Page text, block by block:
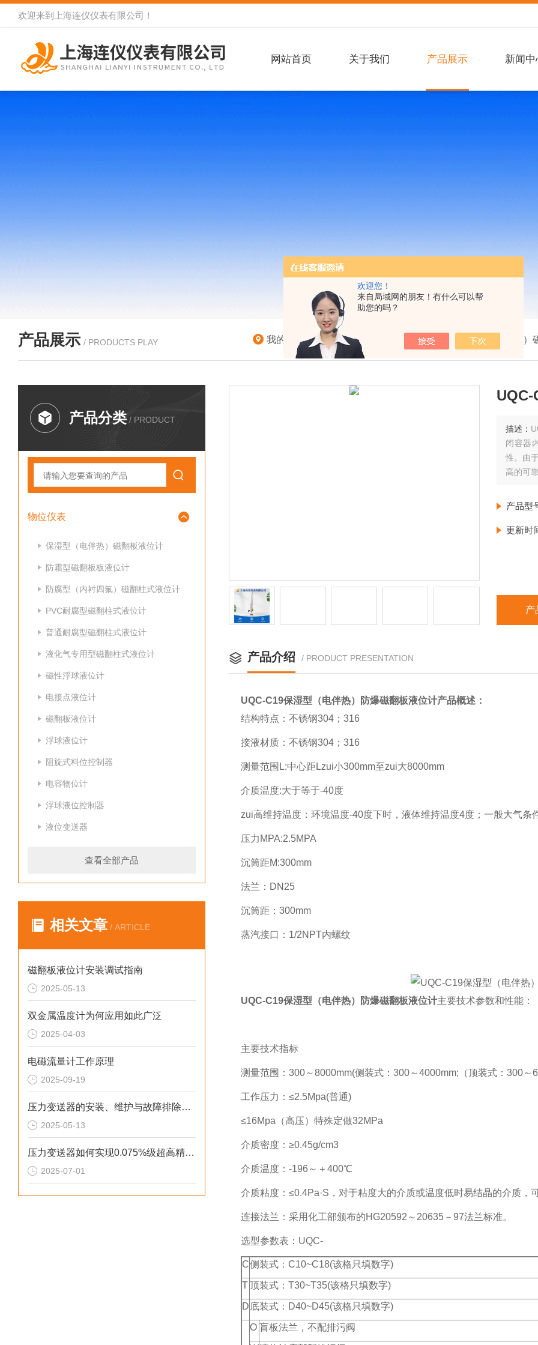
欢迎您！
来自局域网的朋友！有什么可以帮
助您的吗？
欢迎来到 上海连仪仪表有限公司 ！
网站首页 关于我们 产品展示 新闻中
产品展示 / PRODUCTS PLAY 我的位置：首页>产品展示 物位仪表 保湿型（电伴热）
产品分类 / PRODUCT
物位仪表
保湿型（电伴热）磁翻板液位计
防霜型磁翻板板液位计
防腐型（内衬四氟）磁翻柱式液位计
PVC耐腐型磁翻柱式液位计
普通耐腐型磁翻柱式液位计
液化气专用型磁翻柱式液位计
磁性浮球液位计
电接点液位计
磁翻板液位计
浮球液位计
阻旋式料位控制器
电容物位计
浮球液位控制器
液位变送器
查看全部产品
相关文章 / ARTICLE
磁翻板液位计安装调试指南
2025-05-13
双金属温度计为何应用如此广泛
2025-04-03
电磁流量计工作原理
2025-09-19
压力变送器的安装、维护与故障排除全面指南
2025-05-13
压力变送器如何实现0.075%级超高精度测量
2025-07-01
UQC-
描述：
闭容器
性。由
高的可
产品型
更新时
产
产品介绍 / PRODUCT PRESENTATION
UQC-C19保湿型（电伴热）防爆磁翻板液位计产品概述：
结构特点：不锈钢304；316
接液材质：不锈钢304；316
测量范围L:中心距Lzui小300mm至zui大8000mm
介质温度:大于等于-40度
zui高维持温度：环境温度-40度下时，液体维持温度4度；一般大气条
压力MPA:2.5MPA
沉筒距M:300mm
法兰：DN25
沉筒距：300mm
蒸汽接口：1/2NPT内螺纹
UQC-C19保湿型（电伴热）防爆磁翻板液位计主要技术参数和性能：
主要技术指标
测量范围： 300～8000mm(侧装式： 300～4000mm; （顶装式： 300～
工作压力： ≤2.5Mpa(普通)
≤16Mpa （高压）特殊定做32MPa
介质密度： ≥0.45g/cm3
介质温度： -196 ～＋ 400℃
介质粘度： ≤0.4Pa·S ，对于粘度大的介质或温度低时易结晶的介质，
连接法兰：采用化工部颁布的HG20592 ～ 20635 － 97法兰标准。
选型参数表： UQC-
C侧装式： C10~C18(该格只填数字)
T顶装式： T30~T35(该格只填数字)
D 底装式： D40~D45(该格只填数字)
O 盲板法兰，不配排污阀